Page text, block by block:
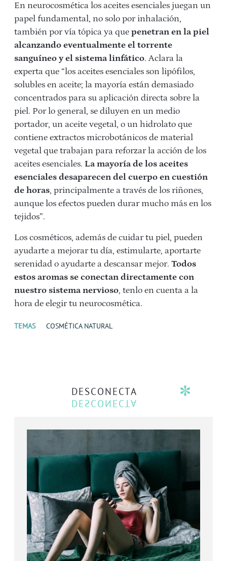
En neurocosmética los aceites esenciales juegan un
papel fundamental, no solo por inhalación,
también por vía tópica ya que penetran en la piel
alcanzando eventualmente el torrente
sanguíneo y el sistema linfático. Aclara la
experta que “los aceites esenciales son lipófilos,
solubles en aceite; la mayoría están demasiado
concentrados para su aplicación directa sobre la
piel. Por lo general, se diluyen en un medio
portador, un aceite vegetal, o un hidrolato que
contiene extractos microbotánicos de material
vegetal que trabajan para reforzar la acción de los
aceites esenciales. La mayoría de los aceites
esenciales desaparecen del cuerpo en cuestión
de horas, principalmente a través de los riñones,
aunque los efectos pueden durar mucho más en los
tejidos”.
Los cosméticos, además de cuidar tu piel, pueden
ayudarte a mejorar tu día, estimularte, aportarte
serenidad o ayudarte a descansar mejor. Todos
estos aromas se conectan directamente con
nuestro sistema nervioso, tenlo en cuenta a la
hora de elegir tu neurocosmética.
TEMAS COSMÉTICA NATURAL
DESCONECTA